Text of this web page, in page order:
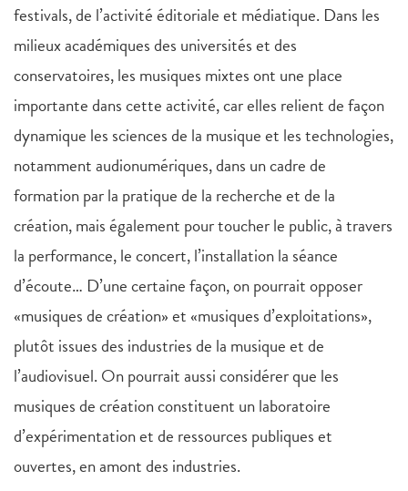
festivals, de l’activité éditoriale et médiatique. Dans les
milieux académiques des universités et des
conservatoires, les musiques mixtes ont une place
importante dans cette activité, car elles relient de façon
dynamique les sciences de la musique et les technologies,
notamment audionumériques, dans un cadre de
formation par la pratique de la recherche et de la
création, mais également pour toucher le public, à travers
la performance, le concert, l’installation la séance
d’écoute… D’une certaine façon, on pourrait opposer
«musiques de création» et «musiques d’exploitations»,
plutôt issues des industries de la musique et de
l’audiovisuel. On pourrait aussi considérer que les
musiques de création constituent un laboratoire
d’expérimentation et de ressources publiques et
ouvertes, en amont des industries.